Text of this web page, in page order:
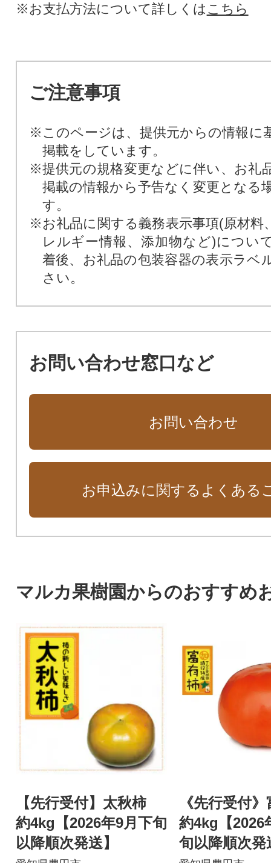
※お支払方法について詳しくは こちら
ご注意事項
※このページは、提供元からの情報に
掲載をしています。
※提供元の規格変更などに伴い、お礼
掲載の情報から予告なく変更となる
す。
※お礼品に関する義務表示事項(原材料
レルギー情報、添加物など)につい
着後、お礼品の包装容器の表示ラベ
さい。
お問い合わせ窓口など
お問い合わせ
お申込みに関するよくある
マルカ果樹園からのおすすめ
【先行受付】太秋柿
約4kg【2026年9月下旬
以降順次発送】
《先行受付
約4kg【2026
旬以降順次発